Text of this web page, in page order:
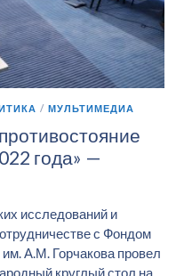
/ МУЛЬТИМЕДИА
года» —
исследований и
с Фондом
А.М. Горчакова провел
круглый стол на